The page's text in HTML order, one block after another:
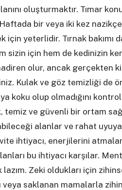
oluşturmaktır. Tımar
bir veya iki kez
için yeterlidir. Tırnak bakımı
sizin için hem de kedinizin
olur, ancak gerçekten
Kulak ve göz temizliği de
koku olup olmadığını
temiz ve güvenli bir ortam
alanlar ve rahat
ihtiyacı, enerjilerini
bu ihtiyacı karşılar.
Zeki oldukları için
veya saklanan mamalarla